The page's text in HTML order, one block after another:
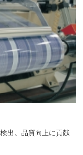
出。品質向上に貢献